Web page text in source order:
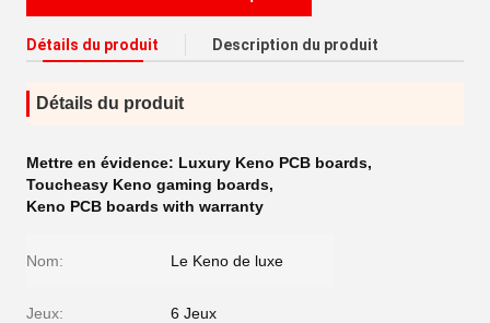
Détails du produit Description du produit
Détails du produit
Mettre en évidence: Luxury Keno PCB boards,
Toucheasy Keno gaming boards,
Keno PCB boards with warranty
Nom: Le Keno de luxe
Jeux: 6 Jeux